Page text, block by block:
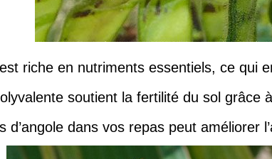
riche en nutriments essentiels, ce qui
soutient la fertilité du sol grâce
d’angole dans vos repas peut améliorer